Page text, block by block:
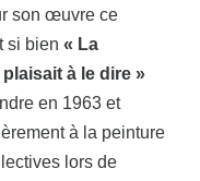
son œuvre ce
si bien « La
à le dire »
en 1963 et
à la peinture
lors de